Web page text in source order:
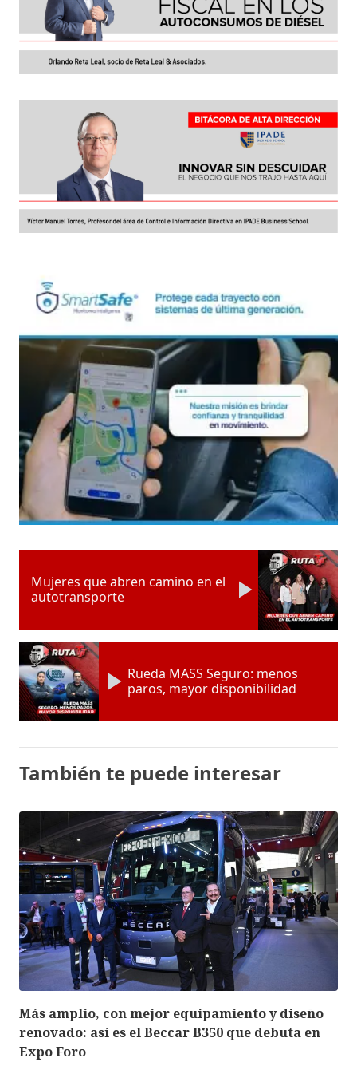
Mujeres que abren camino en el
autotransporte
Rueda MASS Seguro: menos
paros, mayor disponibilidad
También te puede interesar
Más amplio, con mejor equipamiento y diseño
renovado: así es el Beccar B350 que debuta en
Expo Foro